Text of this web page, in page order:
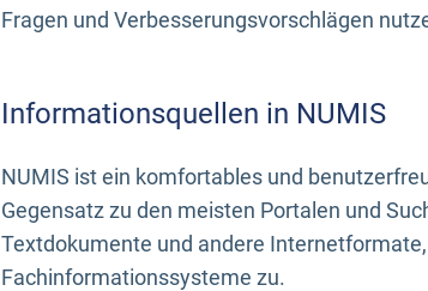
Fragen und Verbesserungsvorschlägen
Informationsquellen in NUMIS
NUMIS ist ein komfortables und
Gegensatz zu den meisten Portalen und
Textdokumente und andere
Fachinformationssysteme zu.